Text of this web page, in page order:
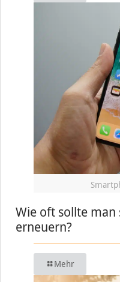
Wie oft sollte man
erneuern?
Mehr